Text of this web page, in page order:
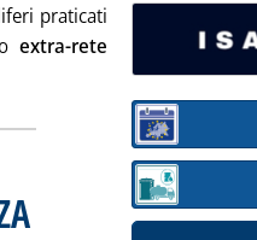
praticati
extra-rete
PREZZI PETROLIFERI
. Pubblicata venerdì 30 settembre
Sezione:
Sezione: